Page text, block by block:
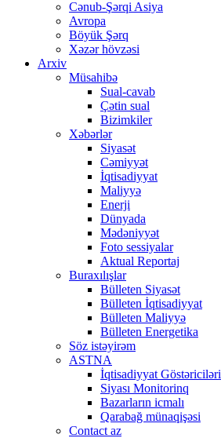
Cənub-Şərqi Asiya
Avropa
Böyük Şərq
Xəzər hövzəsi
Arxiv
Müsahibə
Sual-cavab
Çətin sual
Bizimkiler
Xəbərlər
Siyasət
Cəmiyyət
İqtisadiyyat
Maliyyə
Enerji
Dünyada
Mədəniyyət
Foto sessiyalar
Aktual Reportaj
Buraxılışlar
Bülleten Siyasət
Bülleten İqtisadiyyat
Bülleten Maliyyə
Bülleten Energetika
Söz istəyirəm
ASTNA
İqtisadiyyat Göstəriciləri
Siyası Monitorinq
Bazarların icmalı
Qarabağ münaqişəsi
Contact az